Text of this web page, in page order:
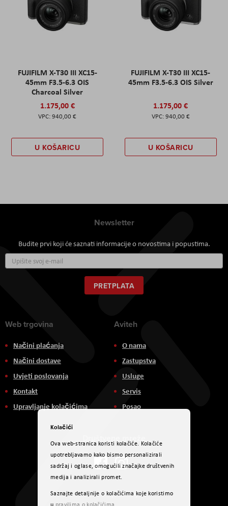
FUJIFILM X-T30 III XC15-
45mm F3.5-6.3 OIS
Charcoal Silver
1.175,00 €
940,00 €
U KOŠARICU
FUJIFILM X-T30 III XC15-
45mm F3.5-6.3 OIS Silver
1.175,00 €
940,00 €
U KOŠARICU
Newsletter
Budite prvi koji će saznati informacije o novostima i popustima.
se
za
naš
newsletter:
PRETPLATA
Web trgovina
Načini plaćanja
Načini dostave
Uvjeti poslovanja
Kontakt
Upravljanje kolačićima
Aviteh
O nama
Zastupstva
Usluge
Servis
Posao
Društvene mreže
Načini plaćanja
Kolačići
Ova web-stranica koristi kolačiće. Kolačiće
upotrebljavamo kako bismo personalizirali
sadržaj i oglase, omogućili značajke društvenih
medija i analizirali promet.
Saznajte detaljnije o kolačićima koje koristimo